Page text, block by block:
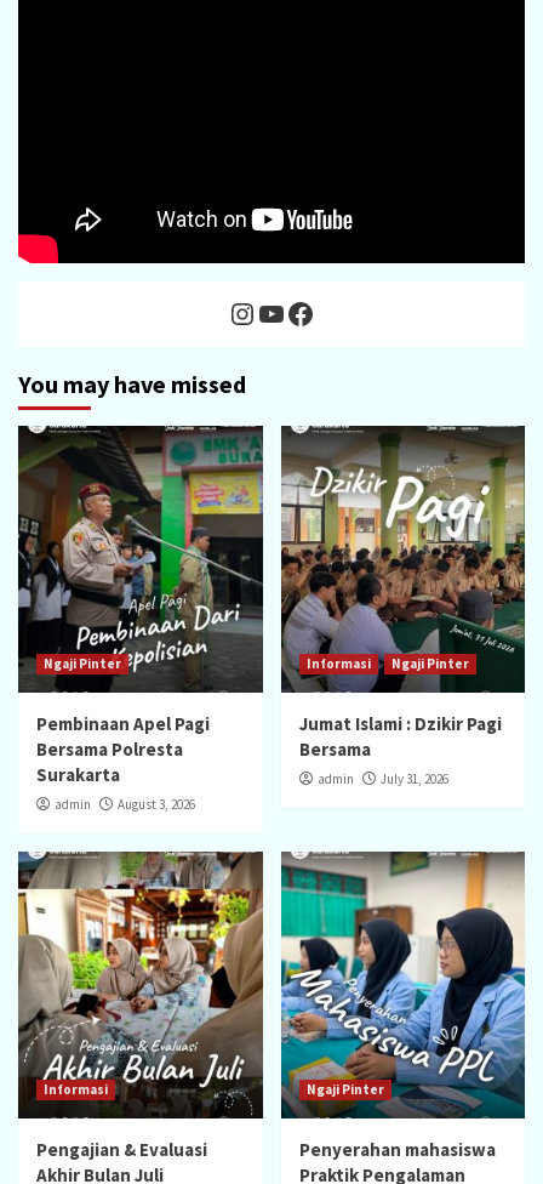
Instagram
YouTube
Facebook
You may have missed
Ngaji Pinter
Pembinaan Apel Pagi
Bersama Polresta
Surakarta
admin August 3, 2026
Informasi Ngaji Pinter
Jumat Islami : Dzikir Pagi
Bersama
admin July 31, 2026
Informasi
Pengajian & Evaluasi
Akhir Bulan Juli
Ngaji Pinter
Penyerahan mahasiswa
Praktik Pengalaman